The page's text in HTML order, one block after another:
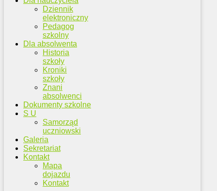
Dziennik
elektroniczny
Pedagog
szkolny
Dla absolwenta
Historia
szkoły
Kroniki
szkoły
Znani
absolwenci
Dokumenty szkolne
S U
Samorząd
uczniowski
Galeria
Sekretariat
Kontakt
Mapa
dojazdu
Kontakt